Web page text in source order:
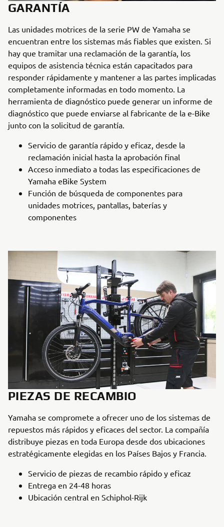
GARANTÍA
Las unidades motrices de la serie PW de Yamaha se
encuentran entre los sistemas más fiables que existen. Si
hay que tramitar una reclamación de la garantía, los
equipos de asistencia técnica están capacitados para
responder rápidamente y mantener a las partes implicadas
completamente informadas en todo momento. La
herramienta de diagnóstico puede generar un informe de
diagnóstico que puede enviarse al fabricante de la e-Bike
junto con la solicitud de garantía.
Servicio de garantía rápido y eficaz, desde la
reclamación inicial hasta la aprobación final
Acceso inmediato a todas las especificaciones de
Yamaha eBike System
Función de búsqueda de componentes para
unidades motrices, pantallas, baterías y
componentes
PIEZAS DE RECAMBIO
Yamaha se compromete a ofrecer uno de los sistemas de
repuestos más rápidos y eficaces del sector. La compañía
distribuye piezas en toda Europa desde dos ubicaciones
estratégicamente elegidas en los Países Bajos y Francia.
Servicio de piezas de recambio rápido y eficaz
Entrega en 24-48 horas
Ubicación central en Schiphol-Rijk